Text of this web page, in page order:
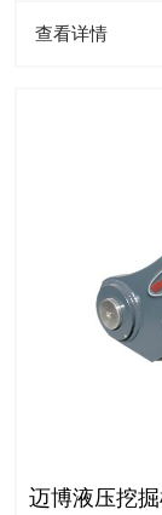
查看详情
迈博液压挖